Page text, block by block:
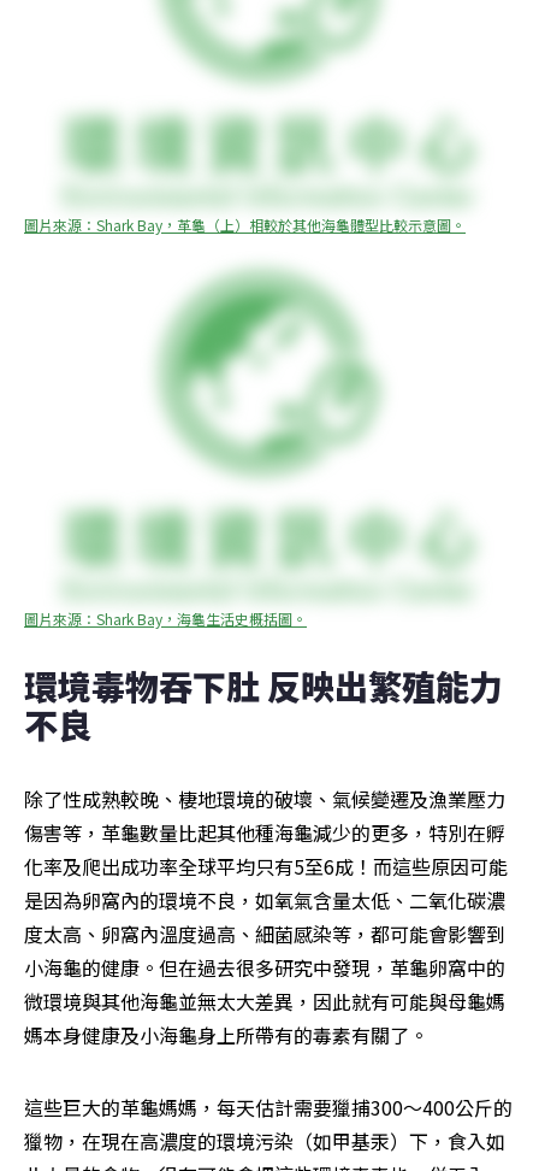
圖片來源：Shark Bay，革龜（上）相較於其他海龜體型比較示意圖。
圖片來源：Shark Bay，海龜生活史概括圖。
環境毒物吞下肚 反映出繁殖能力
不良
除了性成熟較晚、棲地環境的破壞、氣候變遷及漁業壓力
傷害等，革龜數量比起其他種海龜減少的更多，特別在孵
化率及爬出成功率全球平均只有5至6成！而這些原因可能
是因為卵窩內的環境不良，如氧氣含量太低、二氧化碳濃
度太高、卵窩內溫度過高、細菌感染等，都可能會影響到
小海龜的健康。但在過去很多研究中發現，革龜卵窩中的
微環境與其他海龜並無太大差異，因此就有可能與母龜媽
媽本身健康及小海龜身上所帶有的毒素有關了。
這些巨大的革龜媽媽，每天估計需要獵捕300～400公斤的
獵物，在現在高濃度的環境污染（如甲基汞）下，食入如